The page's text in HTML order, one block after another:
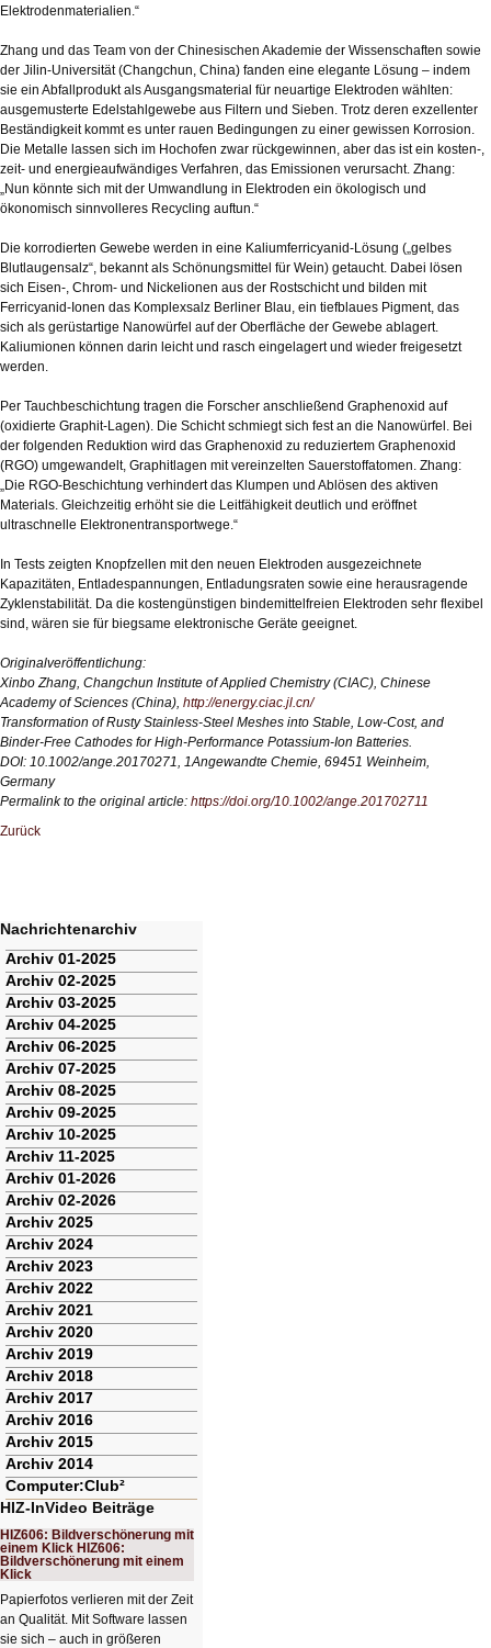
Elektrodenmaterialien.“
Zhang und das Team von der Chinesischen Akademie der Wissenschaften sowie
der Jilin-Universität (Changchun, China) fanden eine elegante Lösung – indem
sie ein Abfallprodukt als Ausgangsmaterial für neuartige Elektroden wählten:
ausgemusterte Edelstahlgewebe aus Filtern und Sieben. Trotz deren exzellenter
Beständigkeit kommt es unter rauen Bedingungen zu einer gewissen Korrosion.
Die Metalle lassen sich im Hochofen zwar rückgewinnen, aber das ist ein kosten-,
zeit- und energieaufwändiges Verfahren, das Emissionen verursacht. Zhang:
„Nun könnte sich mit der Umwandlung in Elektroden ein ökologisch und
ökonomisch sinnvolleres Recycling auftun.“
Die korrodierten Gewebe werden in eine Kaliumferricyanid-Lösung („gelbes
Blutlaugensalz“, bekannt als Schönungsmittel für Wein) getaucht. Dabei lösen
sich Eisen-, Chrom- und Nickelionen aus der Rostschicht und bilden mit
Ferricyanid-Ionen das Komplexsalz Berliner Blau, ein tiefblaues Pigment, das
sich als gerüstartige Nanowürfel auf der Oberfläche der Gewebe ablagert.
Kaliumionen können darin leicht und rasch eingelagert und wieder freigesetzt
werden.
Per Tauchbeschichtung tragen die Forscher anschließend Graphenoxid auf
(oxidierte Graphit-Lagen). Die Schicht schmiegt sich fest an die Nanowürfel. Bei
der folgenden Reduktion wird das Graphenoxid zu reduziertem Graphenoxid
(RGO) umgewandelt, Graphitlagen mit vereinzelten Sauerstoffatomen. Zhang:
„Die RGO-Beschichtung verhindert das Klumpen und Ablösen des aktiven
Materials. Gleichzeitig erhöht sie die Leitfähigkeit deutlich und eröffnet
ultraschnelle Elektronentransportwege.“
In Tests zeigten Knopfzellen mit den neuen Elektroden ausgezeichnete
Kapazitäten, Entladespannungen, Entladungsraten sowie eine herausragende
Zyklenstabilität. Da die kostengünstigen bindemittelfreien Elektroden sehr flexibel
sind, wären sie für biegsame elektronische Geräte geeignet.
Originalveröffentlichung:
Xinbo Zhang, Changchun Institute of Applied Chemistry (CIAC), Chinese
Academy of Sciences (China), http://energy.ciac.jl.cn/
Transformation of Rusty Stainless-Steel Meshes into Stable, Low-Cost, and
Binder-Free Cathodes for High-Performance Potassium-Ion Batteries.
DOI: 10.1002/ange.20170271, 1Angewandte Chemie, 69451 Weinheim,
Germany
Permalink to the original article: https://doi.org/10.1002/ange.201702711
Zurück
Nachrichtenarchiv
Navigation
überspringen
Archiv 01-2025
Archiv 02-2025
Archiv 03-2025
Archiv 04-2025
Archiv 06-2025
Archiv 07-2025
Archiv 08-2025
Archiv 09-2025
Archiv 10-2025
Archiv 11-2025
Archiv 01-2026
Archiv 02-2026
Archiv 2025
Archiv 2024
Archiv 2023
Archiv 2022
Archiv 2021
Archiv 2020
Archiv 2019
Archiv 2018
Archiv 2017
Archiv 2016
Archiv 2015
Archiv 2014
Computer:Club²
HIZ-InVideo Beiträge
HIZ606: Bildverschönerung mit
einem Klick HIZ606:
Bildverschönerung mit einem
Klick
Papierfotos verlieren mit der Zeit
an Qualität. Mit Software lassen
sie sich – auch in größeren